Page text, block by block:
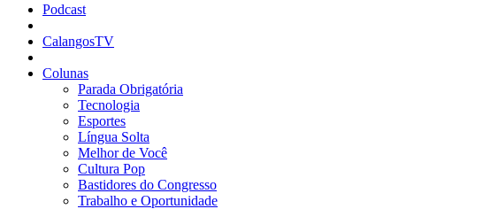
Podcast
CalangosTV
Colunas
Parada Obrigatória
Tecnologia
Esportes
Língua Solta
Melhor de Você
Cultura Pop
Bastidores do Congresso
Trabalho e Oportunidade